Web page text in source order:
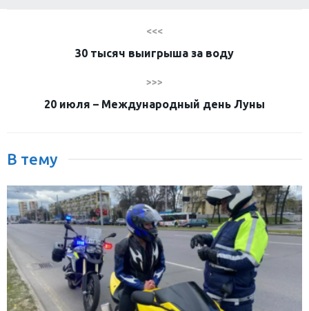
<<<
30 тысяч выигрыша за воду
>>>
20 июля – Международный день Луны
В тему